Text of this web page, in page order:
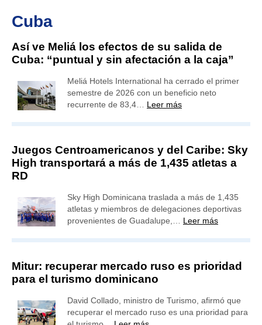
Cuba
Así ve Meliá los efectos de su salida de
Cuba: “puntual y sin afectación a la caja”
Meliá Hotels International ha cerrado el primer
semestre de 2026 con un beneficio neto
recurrente de 83,4… Leer más
Juegos Centroamericanos y del Caribe: Sky
High transportará a más de 1,435 atletas a
RD
Sky High Dominicana traslada a más de 1,435
atletas y miembros de delegaciones deportivas
provenientes de Guadalupe,… Leer más
Mitur: recuperar mercado ruso es prioridad
para el turismo dominicano
David Collado, ministro de Turismo, afirmó que
recuperar el mercado ruso es una prioridad para